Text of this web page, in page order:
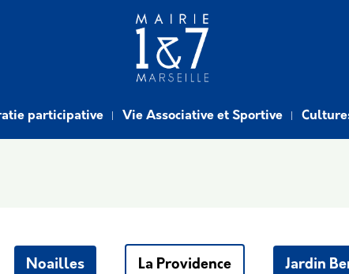
participative Vie Associative et Sportive
Noailles La Providence Jardin